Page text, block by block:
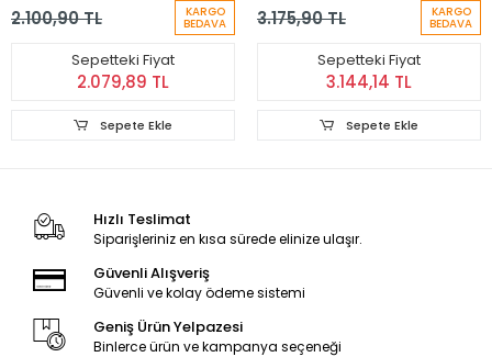
Köpek Maması 2 Kg
2.100,90 TL KARGO
BEDAVA
Sepetteki Fiyat
2.079,89 TL
Sepete Ekle
3.175,90 TL KARGO
BEDAVA
Sepetteki Fiyat
3.144,14 TL
Sepete Ekle
Hızlı Teslimat
Siparişleriniz en kısa sürede elinize ulaşır.
Güvenli Alışveriş
Güvenli ve kolay ödeme sistemi
Geniş Ürün Yelpazesi
Binlerce ürün ve kampanya seçeneği